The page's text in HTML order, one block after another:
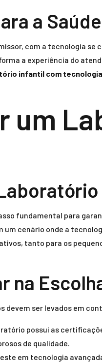
a
com a tecnologia se
a experiência do
infantil com
um
fundamental para
cenário onde a
tanto para os
na
devem ser levados em
possui as
de qualidade.
em tecnologia